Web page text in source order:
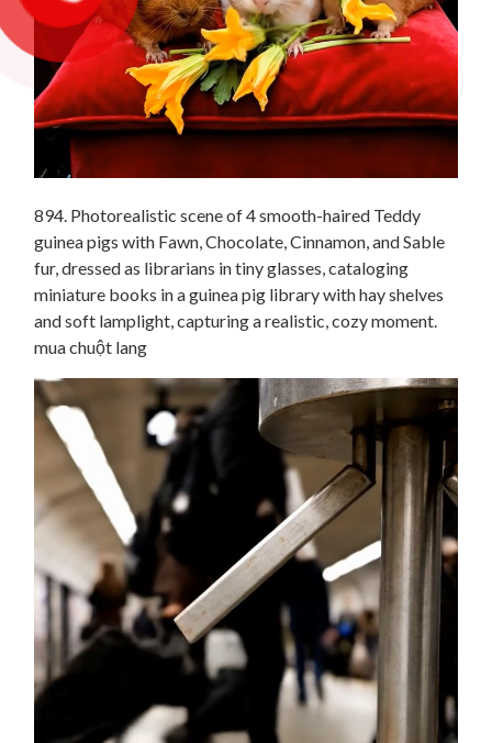
894. Photorealistic scene of 4 smooth-haired Teddy
guinea pigs with Fawn, Chocolate, Cinnamon, and Sable
fur, dressed as librarians in tiny glasses, cataloging
miniature books in a guinea pig library with hay shelves
and soft lamplight, capturing a realistic, cozy moment.
mua chuột lang